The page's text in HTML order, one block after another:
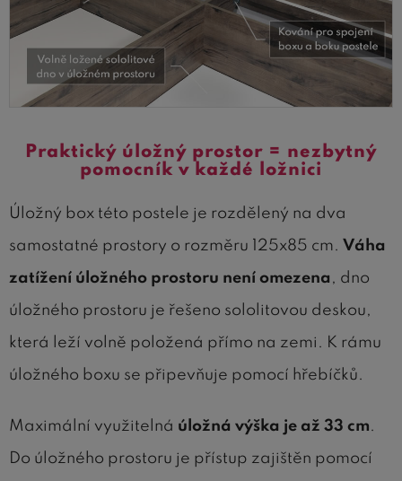
Praktický úložný prostor = nezbytný
pomocník v každé ložnici
Úložný box této postele je rozdělený na dva
samostatné prostory o rozměru 125x85 cm. Váha
zatížení úložného prostoru není omezena , dno
úložného prostoru je řešeno sololitovou deskou,
která leží volně položená přímo na zemi. K rámu
úložného boxu se připevňuje pomocí hřebíčků.
Maximální využitelná úložná výška je až 33 cm
Do úložného prostoru je přístup zajištěn pomocí